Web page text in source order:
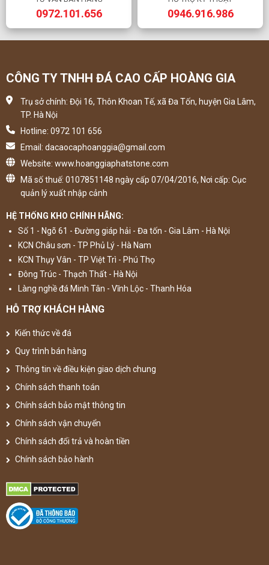
0972.101.656 0946.916.986
CÔNG TY TNHH ĐÁ CAO CẤP HOÀNG GIA
Trụ sở chính: Đội 16, Thôn Khoan Tế, xã Đa Tốn, huyện Gia Lâm,
TP. Hà Nội
Hotline: 0972 101 656
Email: dacaocaphoanggia@gmail.com
Website: www.hoanggiaphatstone.com
Mã số thuế: 0107851148 ngày cấp 07/04/2016, Nơi cấp: Cục
quản lý xuất nhập cảnh
HỆ THỐNG KHO CHÍNH HÃNG:
Số 1 - Ngõ 61 - Đường giáp hải - Đa tốn - Gia Lâm - Hà Nội
KCN Châu sơn - TP Phủ Lý - Hà Nam
KCN Thụy Vân - TP Việt Trì - Phú Thọ
Đông Trúc - Thạch Thất - Hà Nội
Làng nghề đá Minh Tân - Vĩnh Lộc - Thanh Hóa
HỖ TRỢ KHÁCH HÀNG
Kiến thức về đá
Quy trình bán hàng
Thông tin về điều kiện giao dịch chung
Chính sách thanh toán
Chính sách bảo mật thông tin
Chính sách vận chuyển
Chính sách đổi trả và hoàn tiền
Chính sách bảo hành